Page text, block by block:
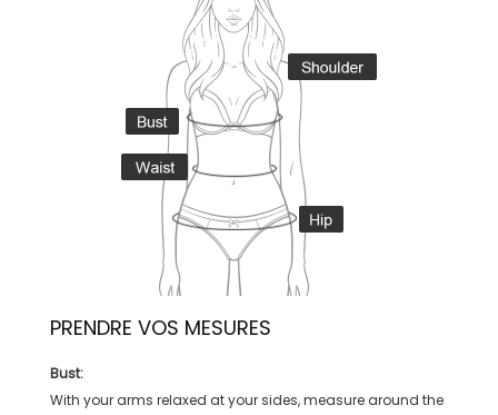
PRENDRE VOS MESURES
Bust:
With your arms relaxed at your sides, measure around the